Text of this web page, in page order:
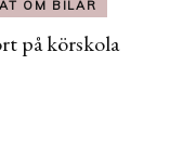
OM BILAR
på körskola